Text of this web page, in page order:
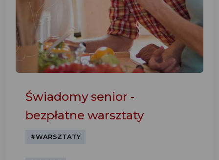
Świadomy senior -
bezpłatne warsztaty
#WARSZTATY